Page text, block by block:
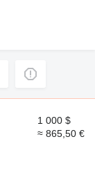
1 000 $
≈ 865,50 €